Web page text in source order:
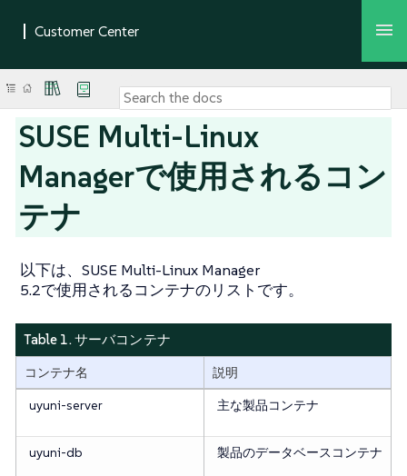
SUSE Multi-Linux
Managerで使用されるコン
テナ
以下は、SUSE Multi-Linux Manager
5.2で使用されるコンテナのリストです。
Table 1. サーバコンテナ
コンテナ名
説明
uyuni-server
主な製品コンテナ
uyuni-db 製品のデータベースコンテナ